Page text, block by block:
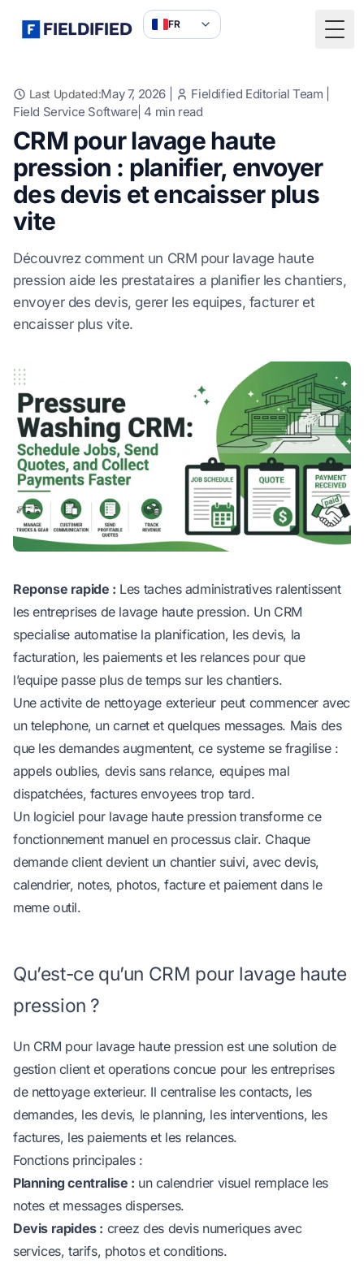
FR
Last Updated:May 7, 2026 Fieldified Editorial Team
Field Service Software 4 min read
CRM pour lavage haute
pression : planifier, envoyer
des devis et encaisser plus
vite
Découvrez comment un CRM pour lavage haute
pression aide les prestataires a planifier les chantiers,
envoyer des devis, gerer les equipes, facturer et
encaisser plus vite.
Reponse rapide : Les taches administratives ralentissent
les entreprises de lavage haute pression. Un CRM
specialise automatise la planification, les devis, la
facturation, les paiements et les relances pour que
l’equipe passe plus de temps sur les chantiers.
Une activite de nettoyage exterieur peut commencer avec
un telephone, un carnet et quelques messages. Mais des
que les demandes augmentent, ce systeme se fragilise :
appels oublies, devis sans relance, equipes mal
dispatchées, factures envoyees trop tard.
Un logiciel pour lavage haute pressiontransforme ce
fonctionnement manuel en processus clair. Chaque
demande client devient un chantier suivi, avec devis,
calendrier, notes, photos, facture et paiement dans le
meme outil.
Qu’est-ce qu’un CRM pour lavage haute
pression ?
Un CRM pour lavage haute pression est une solution de
gestion client et operations concue pour les entreprises
de nettoyage exterieur. Il centralise les contacts, les
demandes, les devis, le planning, les interventions, les
factures, les paiements et les relances.
Fonctions principales :
Planning centralise : un calendrier visuel remplace les
notes et messages disperses.
Devis rapides : creez des devis numeriques avec
services, tarifs, photos et conditions.